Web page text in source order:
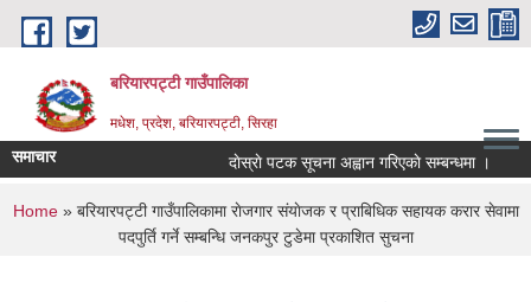
Skip to main content
बरियारपट्टी गाउँपालिका
मधेश, प्रदेश, बरियारपट्टी, सिरहा
समाचार दाेस्राे पटक सूचना अह्वान गरिएकाे सम्बन्धमा ।
You are here
Home» बरियारपट्टी गाउँपालिकामा राेजगार संयाेजक र प्राबिधिक सहायक करार सेवामा
पदपुर्ति गर्ने सम्बन्धि जनकपुर टुडेमा प्रकाशित सुचना